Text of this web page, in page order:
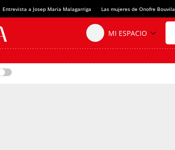
Entrevista a Josep Maria Malagarriga Las mujeres de Onofre Bouvila